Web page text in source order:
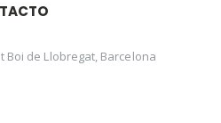
Boi de Llobregat, Barcelona